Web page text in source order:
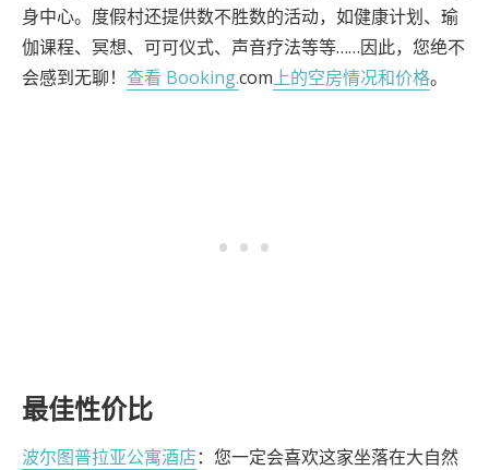
身中心。度假村还提供数不胜数的活动，如健康计划、瑜
伽课程、冥想、可可仪式、声音疗法等等……因此，您绝不
会感到无聊！ 查看 Booking.com上的空房情况和价格。
最佳性价比
波尔图普拉亚公寓酒店：您一定会喜欢这家坐落在大自然